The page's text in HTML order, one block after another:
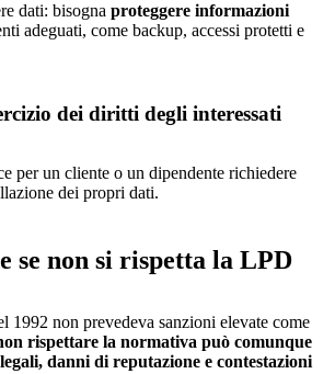
dati: bisogna proteggere informazioni
adeguati, come backup, accessi protetti e
dei diritti degli interessati
per un cliente o un dipendente richiedere
dei propri dati.
se non si rispetta la LPD
1992 non prevedeva sanzioni elevate come
rispettare la normativa può comunque
danni di reputazione e contestazioni